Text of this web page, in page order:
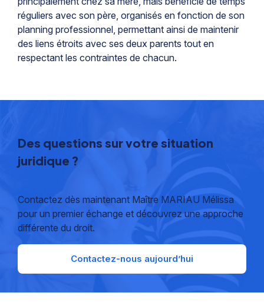
réguliers avec son père, organisés en fonction de son
planning professionnel, permettant ainsi de maintenir
des liens étroits avec ses deux parents tout en
respectant les contraintes de chacun.
Des questions sur votre situation
juridique ?
Contactez dès maintenant Maître MARIAU Mélissa
pour un premier échange et découvrez une approche
différente du droit.
Contactez-nous aujourd’hui